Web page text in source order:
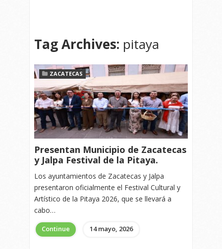
Tag Archives: pitaya
ZACATECAS
Presentan Municipio de Zacatecas
y Jalpa Festival de la Pitaya.
Los ayuntamientos de Zacatecas y Jalpa
presentaron oficialmente el Festival Cultural y
Artístico de la Pitaya 2026, que se llevará a
cabo…
Continue 14 mayo, 2026